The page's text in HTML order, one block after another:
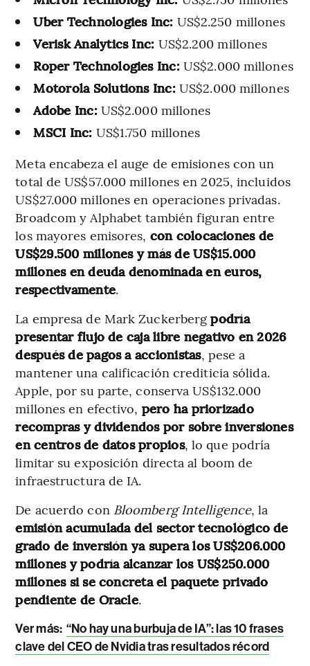
Uber Technologies Inc: US$2.250 millones
Verisk Analytics Inc: US$2.200 millones
Roper Technologies Inc: US$2.000 millones
Motorola Solutions Inc: US$2.000 millones
Adobe Inc: US$2.000 millones
MSCI Inc: US$1.750 millones
Meta encabeza el auge de emisiones con un
total de US$57.000 millones en 2025, incluidos
US$27.000 millones en operaciones privadas.
Broadcom y Alphabet también figuran entre
los mayores emisores, con colocaciones de
US$29.500 millones y más de US$15.000
millones en deuda denominada en euros,
respectivamente.
La empresa de Mark Zuckerbergpodría
presentar flujo de caja libre negativo en 2026
después de pagos a accionistas, pese a
mantener una calificación crediticia sólida.
Apple, por su parte, conserva US$132.000
millones en efectivo, pero ha priorizado
recompras y dividendos por sobre inversiones
en centros de datos propios, lo que podría
limitar su exposición directa al boom de
infraestructura de IA.
De acuerdo con Bloomberg Intelligence, la
emisión acumulada del sector tecnológico de
grado de inversión ya supera los US$206.000
millones y podría alcanzar los US$250.000
millones si se concreta el paquete privado
pendiente de Oracle.
Ver más: “No hay una burbuja de IA”: las 10 frases
clave del CEO de Nvidia tras resultados récord